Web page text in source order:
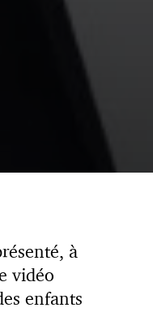
à
vidéo
enfants